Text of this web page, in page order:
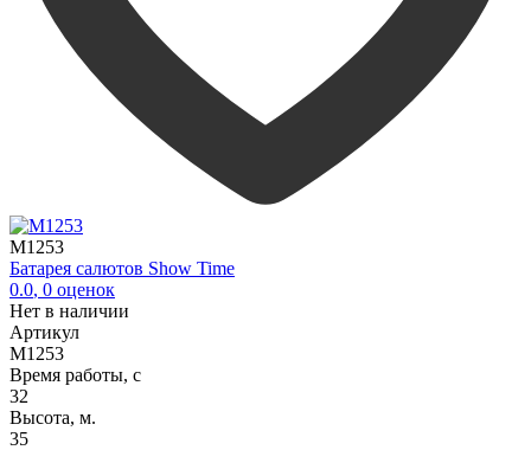
M1253
Батарея салютов Show Time
0.0, 0 оценок
Нет в наличии
Артикул
M1253
Время работы, с
32
Высота, м.
35